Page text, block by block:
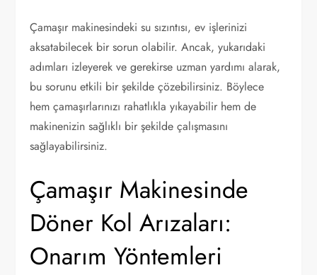
Çamaşır makinesindeki su sızıntısı, ev işlerinizi
aksatabilecek bir sorun olabilir. Ancak, yukarıdaki
adımları izleyerek ve gerekirse uzman yardımı alarak,
bu sorunu etkili bir şekilde çözebilirsiniz. Böylece
hem çamaşırlarınızı rahatlıkla yıkayabilir hem de
makinenizin sağlıklı bir şekilde çalışmasını
sağlayabilirsiniz.
Çamaşır Makinesinde
Döner Kol Arızaları:
Onarım Yöntemleri